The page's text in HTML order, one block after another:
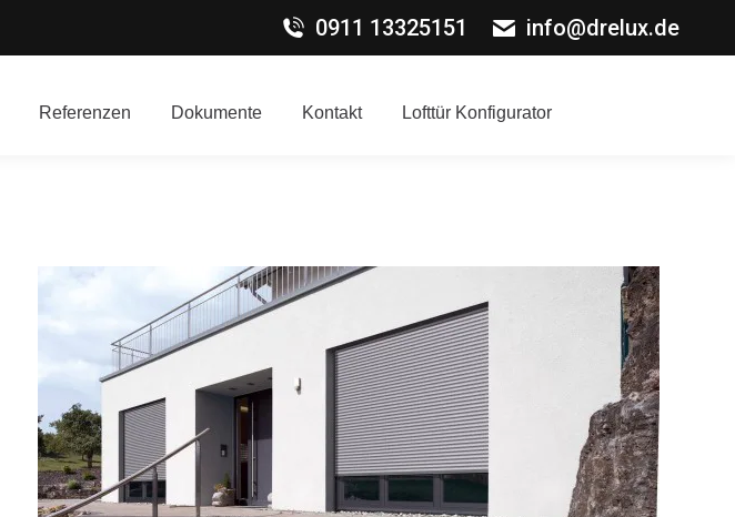
0911 13325151 info@drelux.de
Referenzen Dokumente Kontakt Lofttür Konfigurator